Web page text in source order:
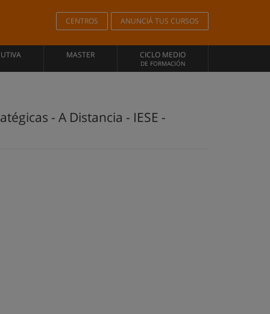
CENTROS ANUNCIÁ TUS CURSOS
MASTER CICLO MEDIO
DE FORMACIÓN
- A Distancia - IESE -